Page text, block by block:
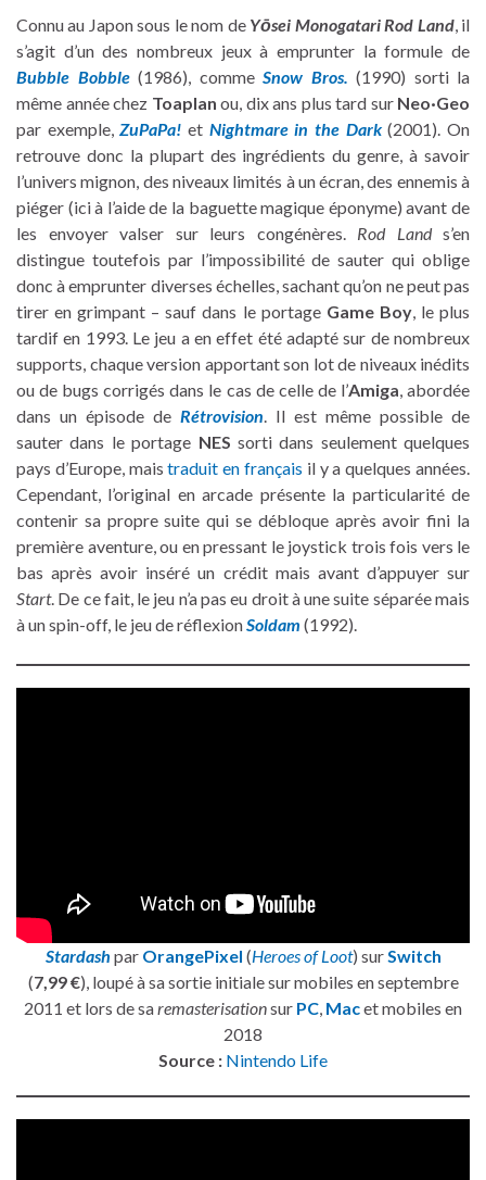
Connu au Japon sous le nom de Yōsei Monogatari Rod Land, il
s’agit d’un des nombreux jeux à emprunter la formule de
Bubble Bobble(1986), comme Snow Bros. (1990) sorti la
même année chez Toaplan ou, dix ans plus tard sur Neo·Geo
par exemple,ZuPaPa! et Nightmare in the Dark(2001). On
retrouve donc la plupart des ingrédients du genre, à savoir
l’univers mignon, des niveaux limités à un écran, des ennemis à
piéger (ici à l’aide de la baguette magique éponyme) avant de
les envoyer valser sur leurs congénères. Rod Lands’en
distingue toutefois par l’impossibilité de sauter qui oblige
donc à emprunter diverses échelles, sachant qu’on ne peut pas
tirer en grimpant – sauf dans le portage Game Boy, le plus
tardif en 1993. Le jeu a en effet été adapté sur de nombreux
supports, chaque version apportant son lot de niveaux inédits
ou de bugs corrigés dans le cas de celle de l’Amiga, abordée
dans un épisode de Rétrovision. Il est même possible de
sauter dans le portage NES sorti dans seulement quelques
pays d’Europe, maistraduit en français il y a quelques années.
Cependant, l’original en arcade présente la particularité de
contenir sa propre suite qui se débloque après avoir fini la
première aventure, ou en pressant le joystick trois fois vers le
bas après avoir inséré un crédit mais avant d’appuyer sur
Start. De ce fait, le jeu n’a pas eu droit à une suite séparée mais
à un spin-off, le jeu de réflexionSoldam (1992).
Stardash par OrangePixel (Heroes of Loot) surSwitch
(7,99 €), loupé à sa sortie initiale sur mobiles en septembre
2011 et lors de saremasterisationsur PC, Macet mobiles en
2018
Source : Nintendo Life